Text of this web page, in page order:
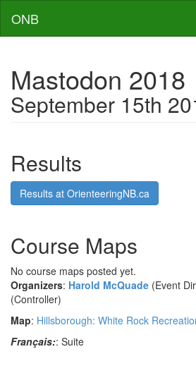
ONB
Mastodon 2018
September 15th
Results
Results at OrienteeringNB.ca
Course Maps
No course maps posted yet.
Organizers: Harold McQuade (Event
(Controller)
Map: Hillsborough: White Rock
Français:: Suite